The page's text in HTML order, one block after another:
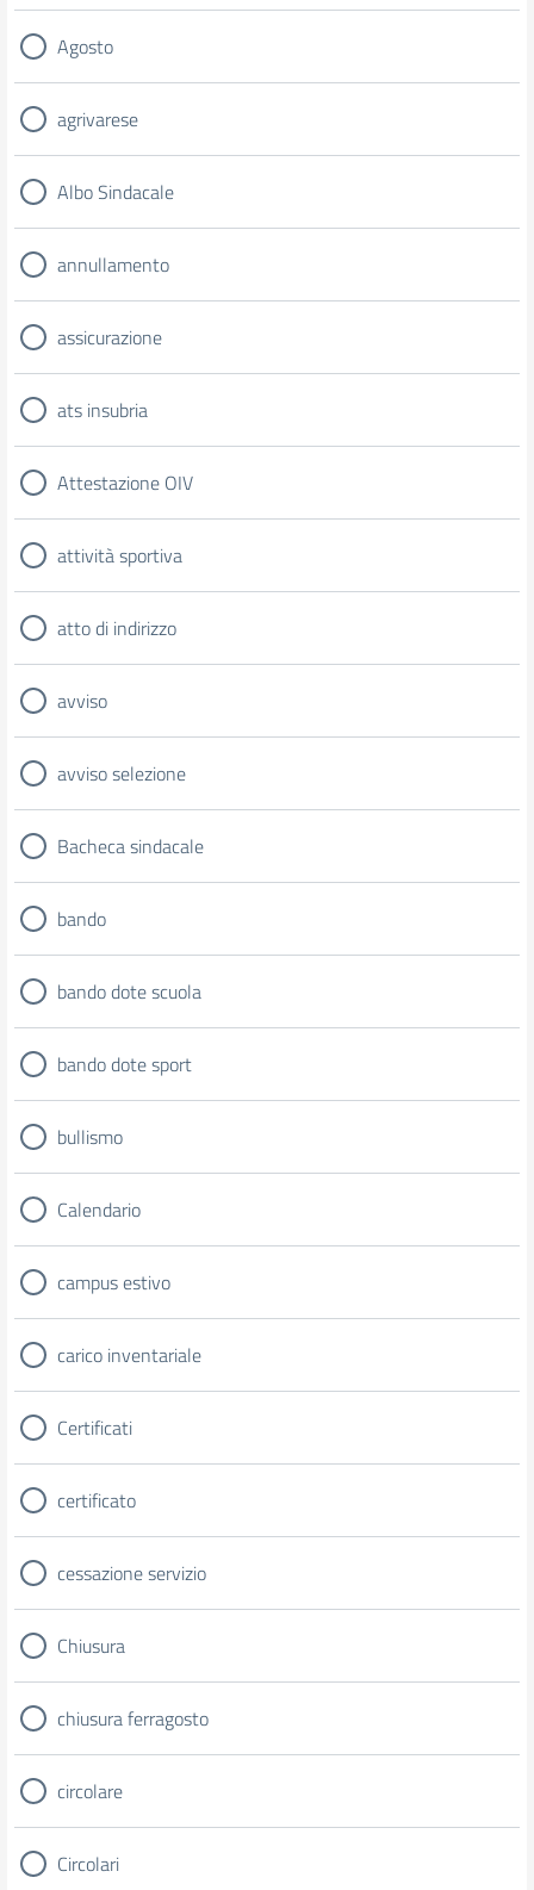
Agosto
agrivarese
Albo Sindacale
annullamento
assicurazione
ats insubria
Attestazione OIV
attività sportiva
atto di indirizzo
avviso
avviso selezione
Bacheca sindacale
bando
bando dote scuola
bando dote sport
bullismo
Calendario
campus estivo
carico inventariale
Certificati
certificato
cessazione servizio
Chiusura
chiusura ferragosto
circolare
Circolari